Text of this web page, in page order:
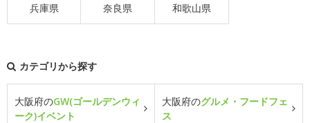
兵庫県 奈良県 和歌山県
カテゴリから探す
大阪府のGW(ゴールデンウィ
ーク)イベント
大阪府のグルメ・フードフェ
ス